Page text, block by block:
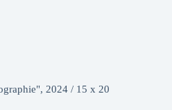
2024 / 15 x 20